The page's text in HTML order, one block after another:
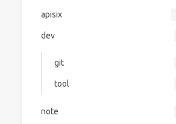
apisix
dev
git
tool
note